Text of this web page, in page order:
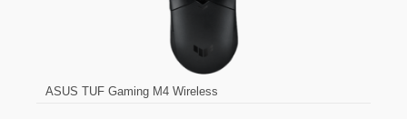
ASUS TUF Gaming M4 Wireless